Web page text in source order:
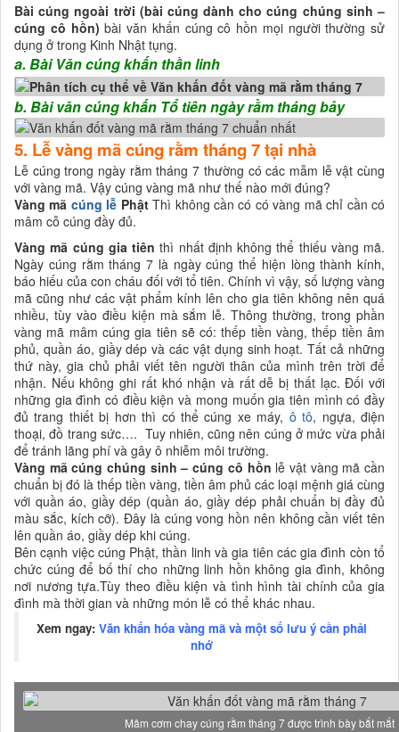
Bài cúng ngoài trời (bài cúng dành cho cúng chúng sinh –
cúng cô hồn)bài văn khấn cúng cô hồn mọi người thường sử
dụng ở trong Kinh Nhật tụng.
a. Bài Văn cúng khấn thần linh
b. Bài văn cúng khấn Tổ tiên ngày rằm tháng bảy
5. Lễ vàng mã cúng rằm tháng 7 tại nhà
Lễ cúng trong ngày rằm tháng 7 thường có các mẫm lễ vật cùng
với vàng mã. Vậy cúng vàng mã như thế nào mới đúng?
Vàng mã cúng lễ PhậtThì không cần có có vàng mã chỉ cần có
mâm cỗ cúng đầy đủ.
Vàng mã cúng gia tiên thì nhất định không thể thiếu vàng mã.
Ngày cúng rằm tháng 7 là ngày cúng thể hiện lòng thành kính,
báo hiếu của con cháu đối với tổ tiên. Chính vì vậy, số lượng vàng
mã cũng như các vật phẩm kính lên cho gia tiên không nên quá
nhiều, tùy vào điều kiện mà sắm lễ. Thông thường, trong phần
vàng mã mâm cúng gia tiên sẽ có: thếp tiền vàng, thếp tiền âm
phủ, quần áo, giầy dép và các vật dụng sinh hoạt. Tất cả những
thứ này, gia chủ phải viết tên người thân của mình trên trời để
nhận. Nếu không ghi rất khó nhận và rất dễ bị thất lạc. Đối với
những gia đình có điều kiện và mong muốn gia tiên mình có đầy
đủ trang thiết bị hơn thì có thể cúng xe máy, ô tô, ngựa, điện
thoại, đồ trang sức…. Tuy nhiên, cũng nên cúng ở mức vừa phải
để tránh lãng phí và gây ô nhiễm môi trường.
Vàng mã cúng chúng sinh – cúng cô hồn lễ vật vàng mã cần
chuẩn bị đó là thếp tiền vàng, tiền âm phủ các loại mệnh giá cùng
với quần áo, giầy dép (quần áo, giầy dép phải chuẩn bị đầy đủ
màu sắc, kích cỡ). Đây là cúng vong hồn nên không cần viết tên
lên quần áo, giầy dép khi cúng.
Bên cạnh việc cúng Phật, thần linh và gia tiên các gia đình còn tổ
chức cúng để bố thí cho những linh hồn không gia đình, không
nơi nương tựa.Tùy theo điều kiện và tình hình tài chính của gia
đình mà thời gian và những món lễ có thể khác nhau.
Xem ngay: Văn khấn hóa vàng mã và một số lưu ý cần phải
nhớ
Mâm cơm chay cúng rằm tháng 7 được trình bày bắt mắt